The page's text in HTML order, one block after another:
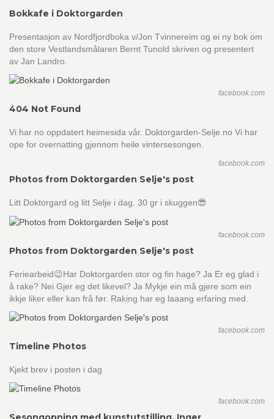
Bokkafe i Doktorgarden
Presentasjon av Nordfjordboka v/Jon Tvinnereim og ei ny bok om
den store Vestlandsmålaren Bernt Tunold skriven og presentert
av Jan Landro.
facebook.com
404 Not Found
Vi har no oppdatert heimesida vår. Doktorgarden-Selje.no Vi har
ope for overnatting gjennom heile vintersesongen.
facebook.com
Photos from Doktorgarden Selje's post
Litt Doktorgard og litt Selje i dag. 30 gr i skuggen😎
facebook.com
Photos from Doktorgarden Selje's post
Feriearbeid😉Har Doktorgarden stor og fin hage? Ja Er eg glad i
å rake? Nei Gjer eg det likevel? Ja Mykje ein må gjere som ein
ikkje liker eller kan frå før. Raking har eg laaang erfaring med.
facebook.com
Timeline Photos
Kjekt brev i posten i dag
facebook.com